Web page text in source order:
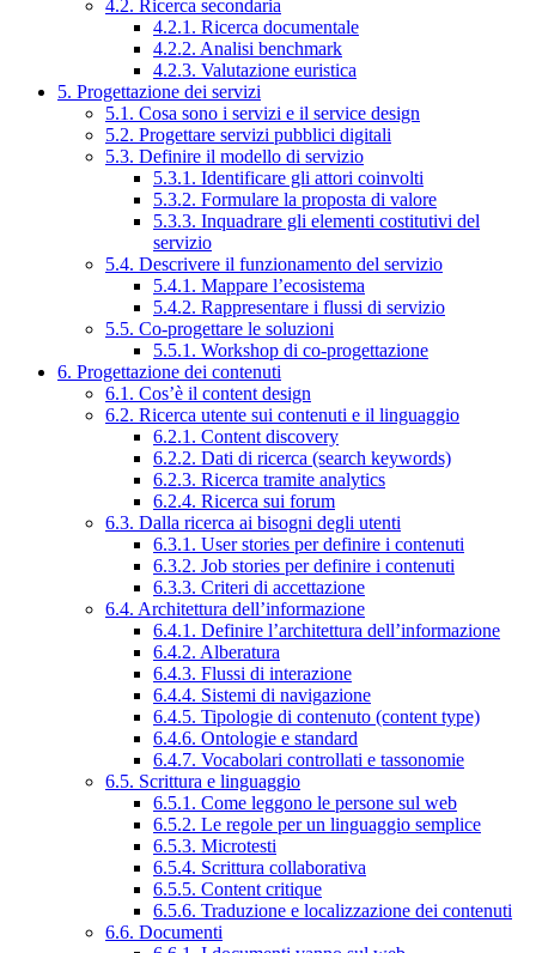
4.2. Ricerca secondaria
4.2.1. Ricerca documentale
4.2.2. Analisi benchmark
4.2.3. Valutazione euristica
5. Progettazione dei servizi
5.1. Cosa sono i servizi e il service design
5.2. Progettare servizi pubblici digitali
5.3. Definire il modello di servizio
5.3.1. Identificare gli attori coinvolti
5.3.2. Formulare la proposta di valore
5.3.3. Inquadrare gli elementi costitutivi del
servizio
5.4. Descrivere il funzionamento del servizio
5.4.1. Mappare l’ecosistema
5.4.2. Rappresentare i flussi di servizio
5.5. Co-progettare le soluzioni
5.5.1. Workshop di co-progettazione
6. Progettazione dei contenuti
6.1. Cos’è il content design
6.2. Ricerca utente sui contenuti e il linguaggio
6.2.1. Content discovery
6.2.2. Dati di ricerca (search keywords)
6.2.3. Ricerca tramite analytics
6.2.4. Ricerca sui forum
6.3. Dalla ricerca ai bisogni degli utenti
6.3.1. User stories per definire i contenuti
6.3.2. Job stories per definire i contenuti
6.3.3. Criteri di accettazione
6.4. Architettura dell’informazione
6.4.1. Definire l’architettura dell’informazione
6.4.2. Alberatura
6.4.3. Flussi di interazione
6.4.4. Sistemi di navigazione
6.4.5. Tipologie di contenuto (content type)
6.4.6. Ontologie e standard
6.4.7. Vocabolari controllati e tassonomie
6.5. Scrittura e linguaggio
6.5.1. Come leggono le persone sul web
6.5.2. Le regole per un linguaggio semplice
6.5.3. Microtesti
6.5.4. Scrittura collaborativa
6.5.5. Content critique
6.5.6. Traduzione e localizzazione dei contenuti
6.6. Documenti